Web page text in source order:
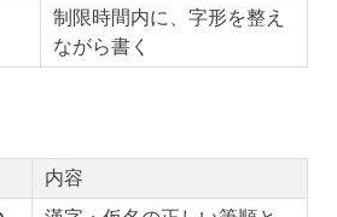
制限時間内に、字形を整え
ながら書く
内容